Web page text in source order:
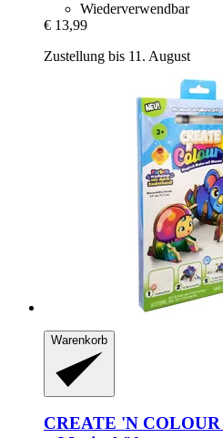
Wiederverwendbar
€ 13,99
Zustellung bis 11. August
Warenkorb
CREATE 'N COLOUR